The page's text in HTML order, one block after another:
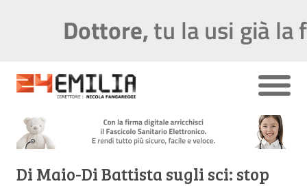
Di Maio-Di Battista sugli sci: stop